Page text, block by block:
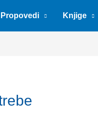
Propovedi Knjige